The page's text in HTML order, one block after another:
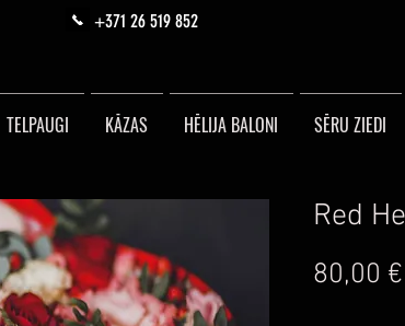
+371 26 519 852
TELPAUGI KĀZAS HĒLIJA BALONI SĒRU ZIEDI
Red
80,00 €